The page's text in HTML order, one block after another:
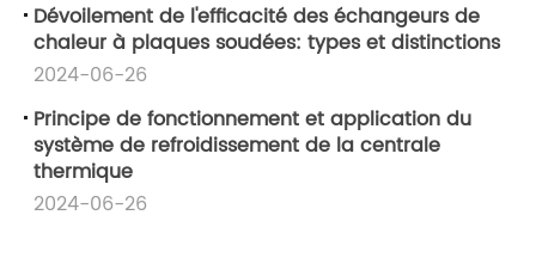
Dévoilement de l'efficacité des échangeurs de
chaleur à plaques soudées: types et distinctions
2024-06-26
Principe de fonctionnement et application du
système de refroidissement de la centrale
thermique
2024-06-26